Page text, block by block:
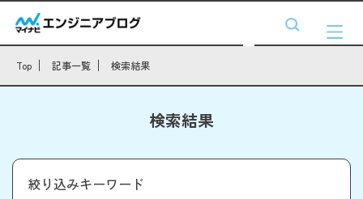
Top 記事一覧 検索結果
検索結果
絞り込みキーワード